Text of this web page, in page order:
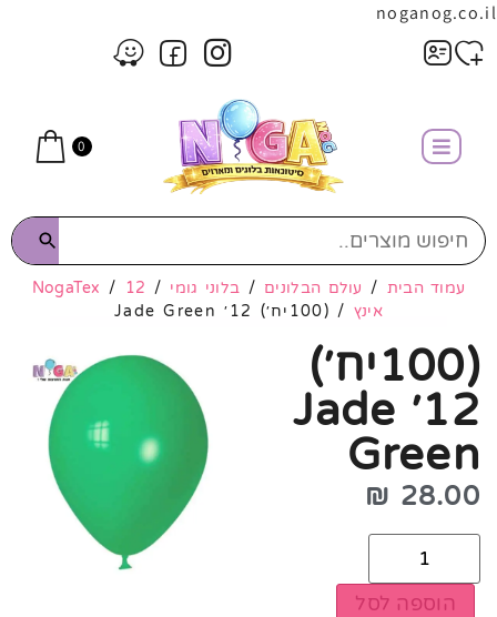
noganog.co.il
0
עמוד הבית / עולם הבלונים / בלוני גומי /
NogaTex /
12
אינץ / (100יח׳) 12׳ Jade Green
(100יח׳)
12׳ Jade
Green
28.00
₪
הוספה לסל